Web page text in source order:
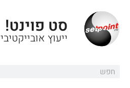
סט פוינט!
ייעוץ אובייקטיבי